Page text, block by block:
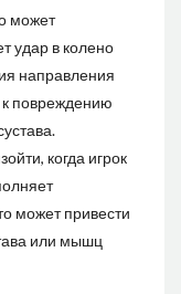
может
удар в колено
направления
к повреждению
когда игрок
может привести
или мышц